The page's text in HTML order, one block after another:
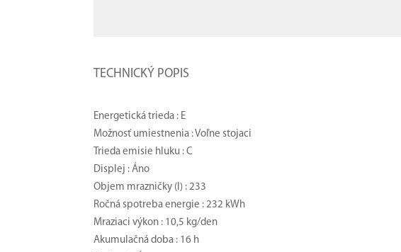
TECHNICKÝ POPIS
Energetická trieda : E
Možnosť umiestnenia : Voľne stojaci
Trieda emisie hluku : C
Displej : Áno
Objem mrazničky (l) : 233
Ročná spotreba energie : 232 kWh
Mraziaci výkon : 10,5 kg/den
Akumulačná doba : 16 h